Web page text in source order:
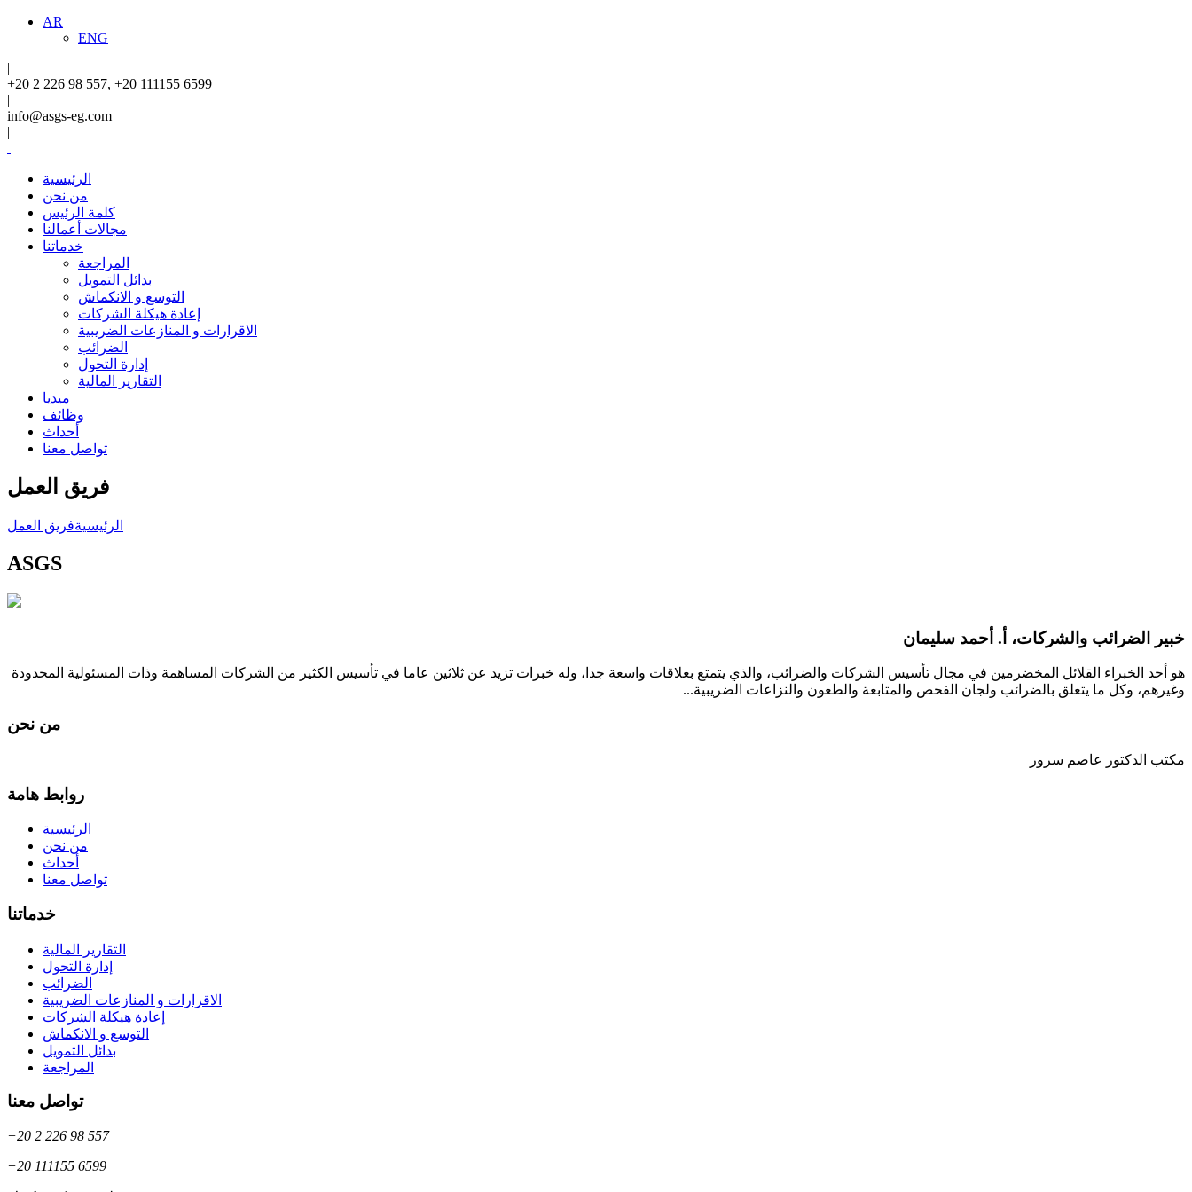
AR
ENG
|
+20 2 226 98 557, +20 111155 6599
|
info@asgs-eg.com
|
الرئيسية
من نحن
كلمة الرئيس
مجالات أعمالنا
خدماتنا
المراجعة
بدائل التمويل
التوسع و الانكماش
إعادة هيكلة الشركات
الاقرارات و المنازعات الضريبية
الضرائب
إدارة التحول
التقارير المالية
ميديا
وظائف
أحداث
تواصل معنا
فريق العمل
الرئيسيةفريق العمل
ASGS
خبير الضرائب والشركات، أ. أحمد سليمان
هو أحد الخبراء القلائل المخضرمين في مجال تأسيس الشركات والضرائب، والذي يتمتع بعلاقات واسعة جدا، وله خبرات تزيد عن ثلاثين عاما في تأسيس الكثير من الشركات المساهمة وذات المسئولية المحدودة
وغيرهم، وكل ما يتعلق بالضرائب ولجان الفحص والمتابعة والطعون والنزاعات الضريبية...
من نحن
مكتب الدكتور عاصم سرور
روابط هامة
الرئيسية
من نحن
أحداث
تواصل معنا
خدماتنا
التقارير المالية
إدارة التحول
الضرائب
الاقرارات و المنازعات الضريبية
إعادة هيكلة الشركات
التوسع و الانكماش
بدائل التمويل
المراجعة
تواصل معنا
+20 2 226 98 557
+20 111155 6599